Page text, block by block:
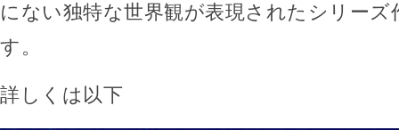
にない独特な世界観が表現されたシリー
す。
詳しくは以下